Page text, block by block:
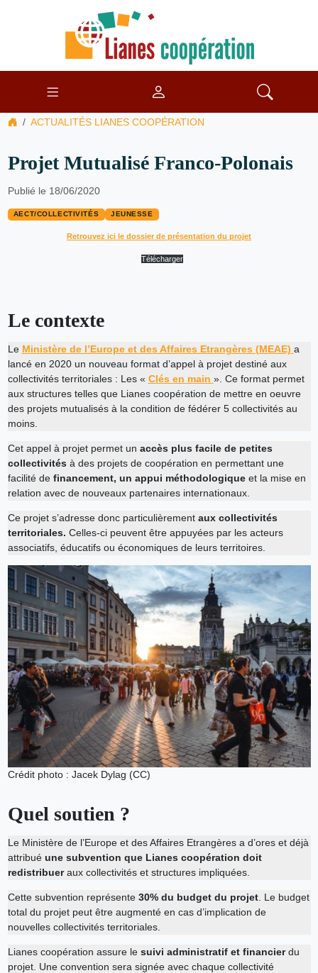
ACTUALITÉS LIANES COOPÉRATION
Projet Mutualisé Franco-Polonais
Publié le 18/06/2020
AECT/COLLECTIVITÉS JEUNESSE
Retrouvez ici le dossier de présentation du projet
Télécharger
Le contexte
Le Ministère de l’Europe et des Affaires Etrangères (MEAE) a
lancé en 2020 un nouveau format d’appel à projet destiné aux
collectivités territoriales : Les « Clés en main ». Ce format permet
aux structures telles que Lianes coopération de mettre en oeuvre
des projets mutualisés à la condition de fédérer 5 collectivités au
moins.
Cet appel à projet permet un accès plus facile de petites
collectivitésà des projets de coopération en permettant une
facilité de financement, un appui méthodologiqueet la mise en
relation avec de nouveaux partenaires internationaux.
Ce projet s’adresse donc particulièrementaux collectivités
territoriales. Celles-ci peuvent être appuyées par les acteurs
associatifs, éducatifs ou économiques de leurs territoires.
Crédit photo : Jacek Dylag (CC)
Quel soutien ?
Le Ministère de l’Europe et des Affaires Etrangères a d’ores et déjà
attribué une subvention que Lianes coopération doit
redistribueraux collectivités et structures impliquées.
Cette subvention représente30% du budget du projet. Le budget
total du projet peut être augmenté en cas d’implication de
nouvelles collectivités territoriales.
Lianes coopération assure le suivi administratif et financierdu
projet. Une convention sera signée avec chaque collectivité